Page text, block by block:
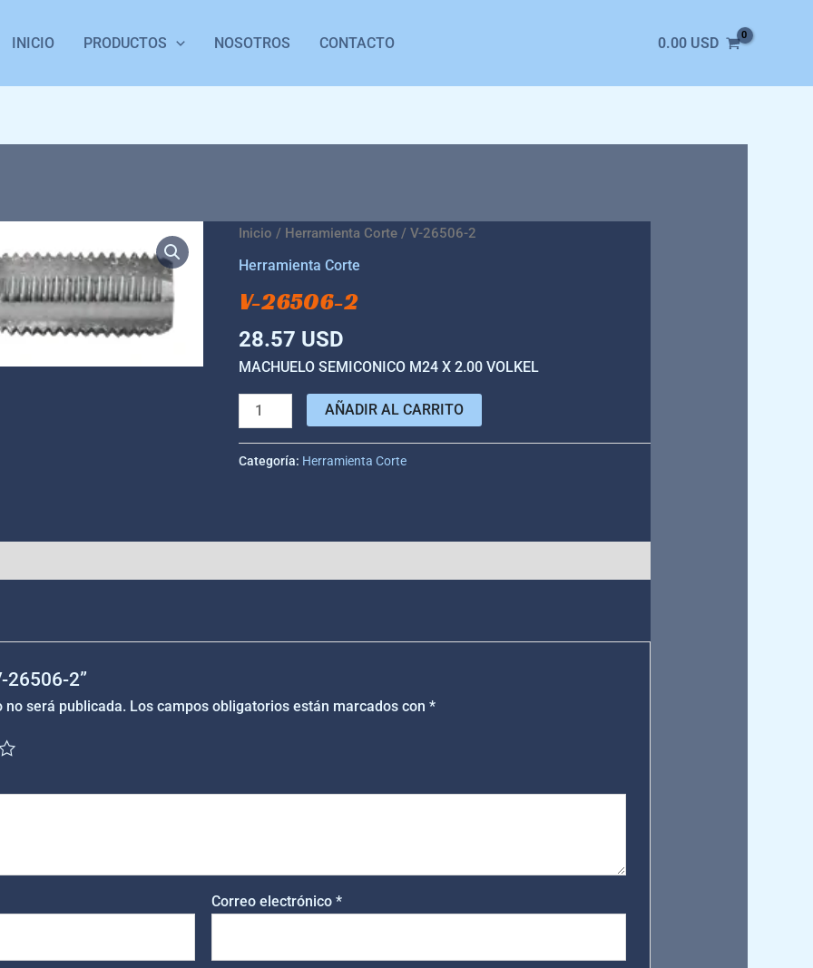
INICIO PRODUCTOS NOSOTROS CONTACTO 0.00 USD
Inicio / Herramienta Corte / V-26506-2
Herramienta Corte
V-26506-2
28.57 USD
MACHUELO SEMICONICO M24 X 2.00 VOLKEL
V-
26506-
cantidad
AÑADIR AL CARRITO
Categoría: Herramienta Corte
26506-2”
será publicada. Los campos obligatorios están marcados con*
Correo electrónico*